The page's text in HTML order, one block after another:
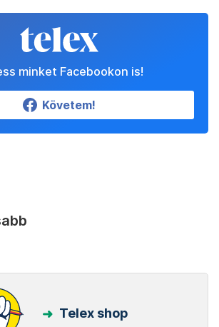
minket Facebookon is!
Követem!
Telex shop